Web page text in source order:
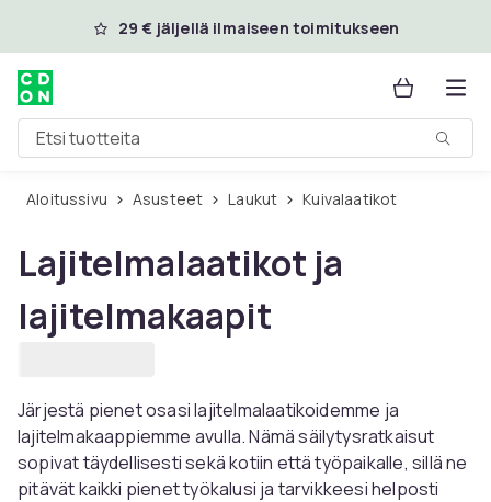
Ohita ja siirry pääsisältöön
29 € jäljellä ilmaiseen toimitukseen
Etsi tuotteita
Aloitussivu Asusteet Laukut Kuivalaatikot
Lajitelmalaatikot ja
lajitelmakaapit
Järjestä pienet osasi lajitelmalaatikoidemme ja
lajitelmakaappiemme avulla. Nämä säilytysratkaisut
sopivat täydellisesti sekä kotiin että työpaikalle, sillä ne
pitävät kaikki pienet työkalusi ja tarvikkeesi helposti